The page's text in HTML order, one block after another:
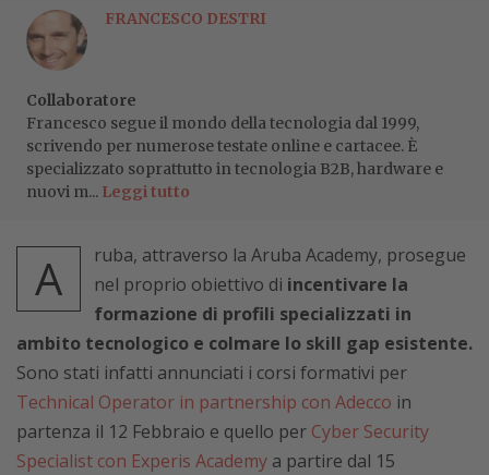
FRANCESCO DESTRI
Collaboratore
Francesco segue il mondo della tecnologia dal 1999,
scrivendo per numerose testate online e cartacee. È
specializzato soprattutto in tecnologia B2B, hardware e
nuovi m... Leggi tutto
A
ruba, attraverso la Aruba Academy, prosegue
nel proprio obiettivo di incentivare la
formazione di profili specializzati in
ambito tecnologico e colmare lo skill gap esistente.
Sono stati infatti annunciati i corsi formativi per
Technical Operator in partnership con Adecco in
partenza il 12 Febbraio e quello per Cyber Security
Specialist con Experis Academy a partire dal 15